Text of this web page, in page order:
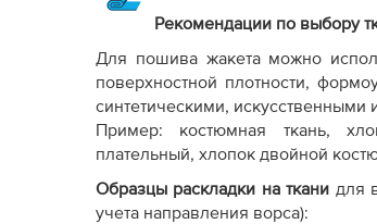
Рекомендации по выбору
Для пошива жакета можно
поверхностной плотности,
синтетическими,
Пример: костюмная ткань,
плательный, хлопок двойной
Образцы раскладки на ткани для
учета направления ворса):